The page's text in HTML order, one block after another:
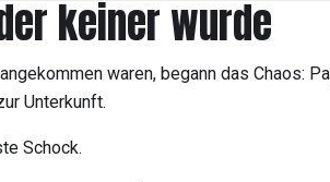
keiner wurde
waren, begann das
Unterkunft.
Schock.